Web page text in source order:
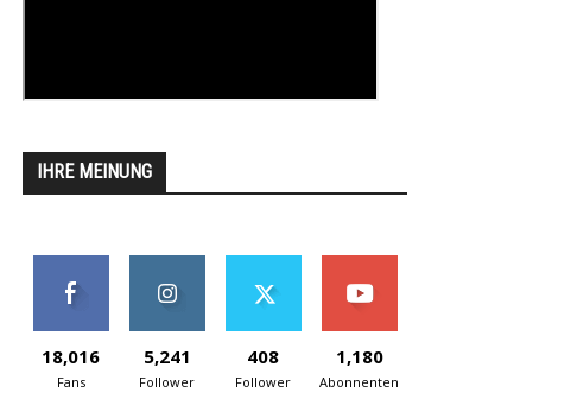
IHRE MEINUNG
18,016
Fans
5,241
Follower
408
Follower
1,180
Abonnenten